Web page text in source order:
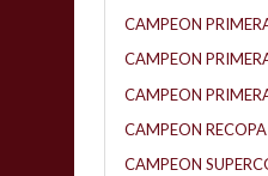
CAMPEON
CAMPEON
CAMPEON
CAMPEON
CAMPEON